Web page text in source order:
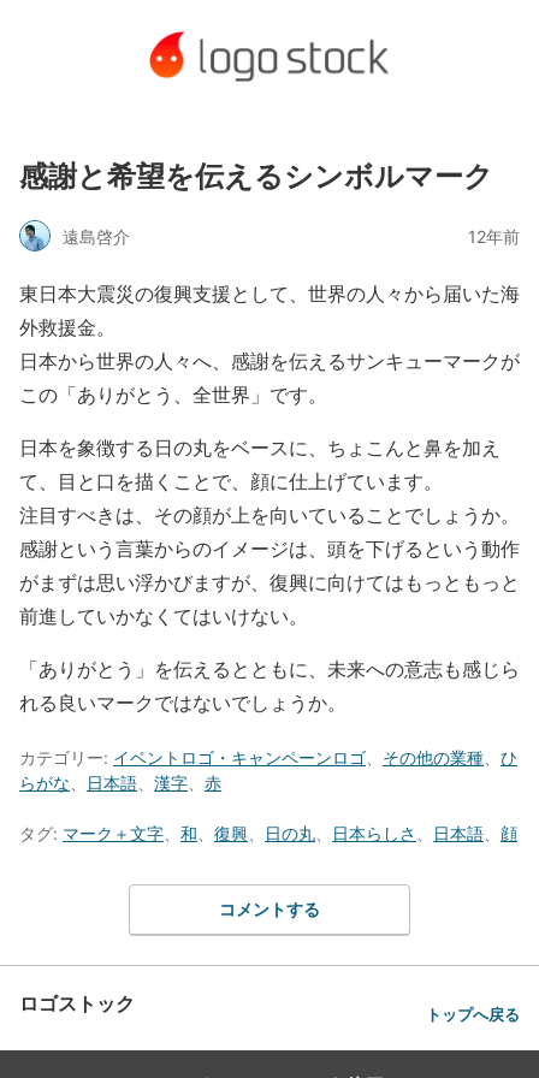
感謝と希望を伝えるシンボルマーク
遠島啓介 12年前
東日本大震災の復興支援として、世界の人々から届いた海
外救援金。
日本から世界の人々へ、感謝を伝えるサンキューマークが
この「ありがとう、全世界」です。
日本を象徴する日の丸をベースに、ちょこんと鼻を加え
て、目と口を描くことで、顔に仕上げています。
注目すべきは、その顔が上を向いていることでしょうか。
感謝という言葉からのイメージは、頭を下げるという動作
がまずは思い浮かびますが、復興に向けてはもっともっと
前進していかなくてはいけない。
「ありがとう」を伝えるとともに、未来への意志も感じら
れる良いマークではないでしょうか。
カテゴリー: イベントロゴ・キャンペーンロゴ その他の業種
ひ
らがな
日本語 漢字 赤
タグ: マーク＋文字 和 復興 日の丸 日本らしさ 日本語 顔
コメントする
ロゴストック トップへ戻る